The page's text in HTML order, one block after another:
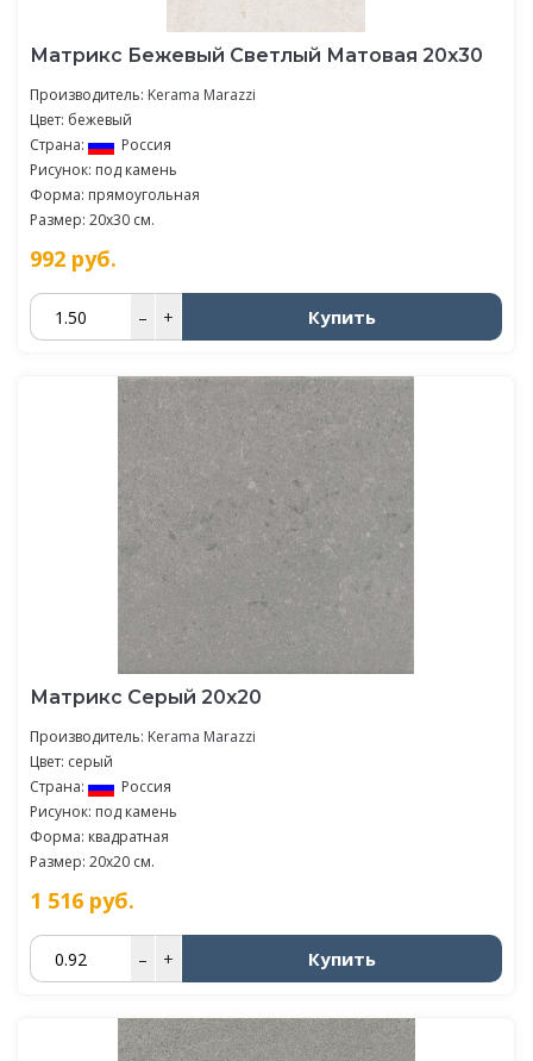
Матрикс Бежевый Светлый Матовая 20х30
Производитель: Kerama Marazzi
Цвет: бежевый
Страна:
Россия
Рисунок: под камень
Форма: прямоугольная
Размер: 20x30 см.
992 руб.
– + Купить
Матрикс Серый 20х20
Производитель: Kerama Marazzi
Цвет: серый
Страна:
Россия
Рисунок: под камень
Форма: квадратная
Размер: 20x20 см.
1 516 руб.
– + Купить